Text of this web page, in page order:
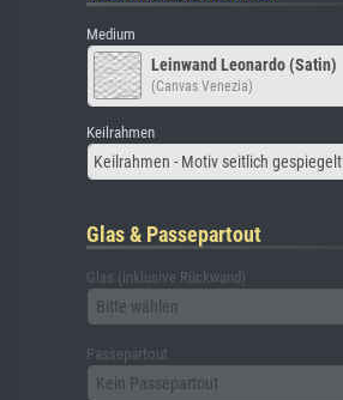
Medium
Leinwand Leonardo (Satin)
(Canvas Venezia)
Keilrahmen
Keilrahmen - Motiv seitlich gespiegelt
Glas & Passepartout
Glas (inklusive Rückwand)
Bitte wählen
Passepartout
Kein Passepartout